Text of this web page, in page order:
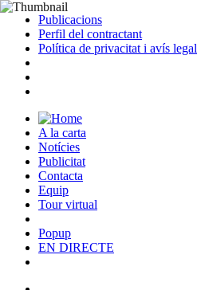
Publicacions
Perfil del contractant
Política de privacitat i avís legal
A la carta
Notícies
Publicitat
Contacta
Equip
Tour virtual
Popup
EN DIRECTE